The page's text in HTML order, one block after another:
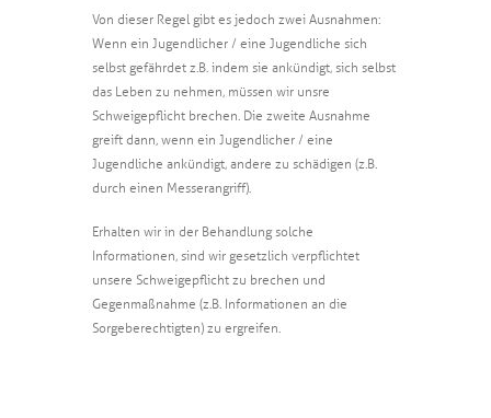
Von dieser Regel gibt es jedoch zwei Ausnahmen:
Wenn ein Jugendlicher / eine Jugendliche sich
selbst gefährdet z.B. indem sie ankündigt, sich selbst
das Leben zu nehmen, müssen wir unsre
Schweigepflicht brechen. Die zweite Ausnahme
greift dann, wenn ein Jugendlicher / eine
Jugendliche ankündigt, andere zu schädigen (z.B.
durch einen Messerangriff).
Erhalten wir in der Behandlung solche
Informationen, sind wir gesetzlich verpflichtet
unsere Schweigepflicht zu brechen und
Gegenmaßnahme (z.B. Informationen an die
Sorgeberechtigten) zu ergreifen.